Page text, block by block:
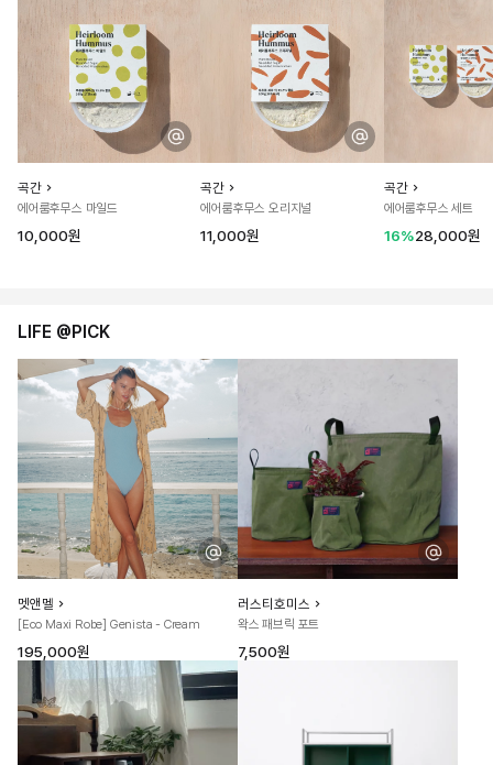
곡간
에어룸후무스 마일드
10,000원
곡간
에어룸후무스 오리지널
11,000원
곡간
에어룸후무스 세트
16%28,000원
LIFE @PICK
멧앤멜
[Eco Maxi Robe] Genista - Cream
195,000원
러스티호미스
왁스 패브릭 포트
7,500원